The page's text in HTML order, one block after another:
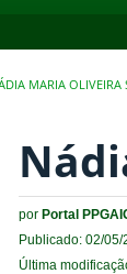
MARIA OLIVEIRA
por Portal
Publicado: 02/05/
Última